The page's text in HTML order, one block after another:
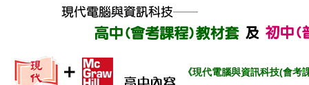
《現代電腦與資訊科技(會考